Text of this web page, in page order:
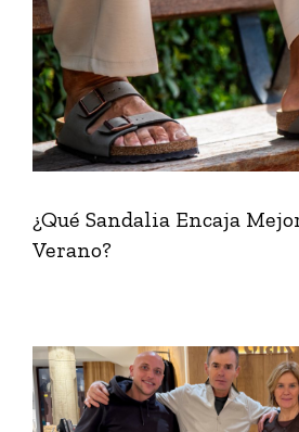
¿Qué Sandalia Encaja
Verano?